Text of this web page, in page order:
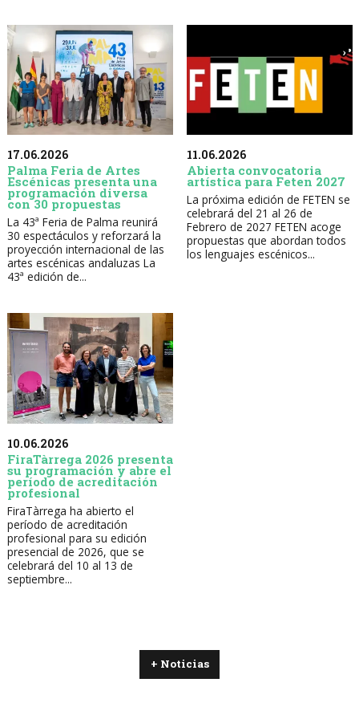
17.06.2026
Palma Feria de Artes
Escénicas presenta una
programación diversa
con 30 propuestas
La 43ª Feria de Palma reunirá
30 espectáculos y reforzará la
proyección internacional de las
artes escénicas andaluzas La
43ª edición de...
11.06.2026
Abierta convocatoria
artística para Feten 2027
La próxima edición de FETEN se
celebrará del 21 al 26 de
Febrero de 2027 FETEN acoge
propuestas que abordan todos
los lenguajes escénicos...
10.06.2026
FiraTàrrega 2026 presenta
su programación y abre el
período de acreditación
profesional
FiraTàrrega ha abierto el
período de acreditación
profesional para su edición
presencial de 2026, que se
celebrará del 10 al 13 de
septiembre...
+ Noticias